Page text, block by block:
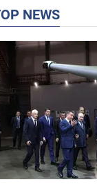
TOP NEWS